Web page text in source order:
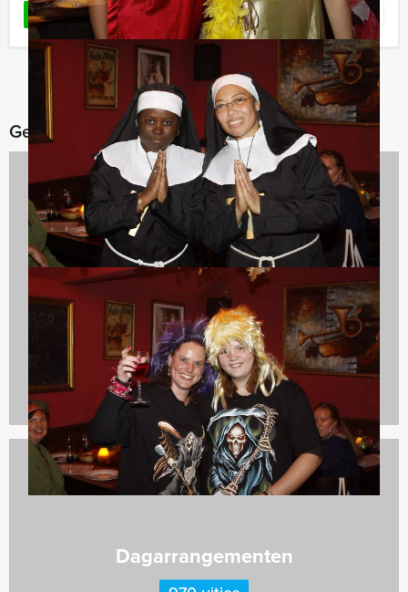
LEES MEER Favoriet
Gerelateerde categorieën
Teambuilding
2167 uitjes
Dagarrangementen